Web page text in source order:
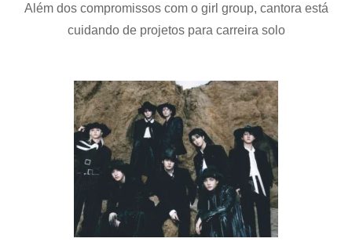
(BLACKPINK)
álbum
solo
em
2026
Além dos compromissos com o girl group, cantora está
cuidando de projetos para carreira solo